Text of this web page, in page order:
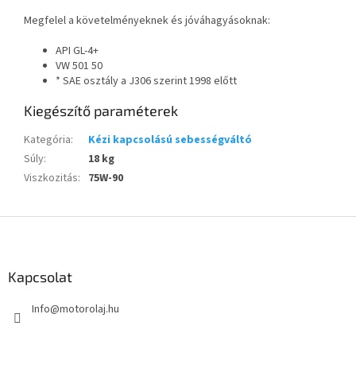
Megfelel a követelményeknek és jóváhagyásoknak:
API GL-4+
VW 501 50
* SAE osztály a J306 szerint 1998 előtt
Kiegészítő paraméterek
Kategória:
Kézi kapcsolású sebességváltó
Súly:
18 kg
Viszkozitás: 75W-90
Kapcsolat
Info@motorolaj.hu